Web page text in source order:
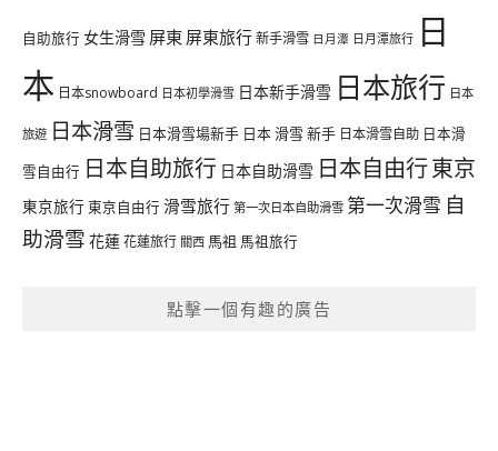
自助旅行 女生滑雪 屏東 屏東旅行新手滑雪 日月潭 日月潭旅行 日
本 日本snowboard 日本初學滑雪 日本新手滑雪 日本旅行 日本
旅遊 日本滑雪 日本滑雪場新手 日本 滑雪 新手 日本滑雪自助 日本滑
雪自由行 日本自助旅行 日本自助滑雪 日本自由行東京
東京旅行 東京自由行 滑雪旅行 第一次日本自助滑雪 第一次滑雪 自
助滑雪 花蓮花蓮旅行 關西 馬祖 馬祖旅行
點擊一個有趣的廣告